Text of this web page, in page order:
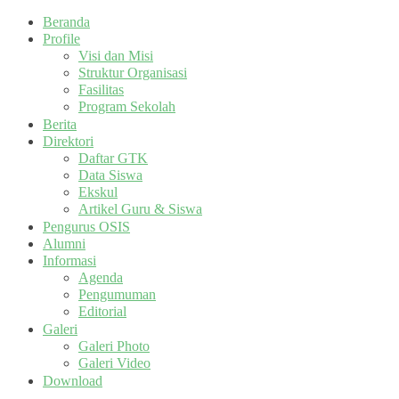
Beranda
Profile
Visi dan Misi
Struktur Organisasi
Fasilitas
Program Sekolah
Berita
Direktori
Daftar GTK
Data Siswa
Ekskul
Artikel Guru & Siswa
Pengurus OSIS
Alumni
Informasi
Agenda
Pengumuman
Editorial
Galeri
Galeri Photo
Galeri Video
Download